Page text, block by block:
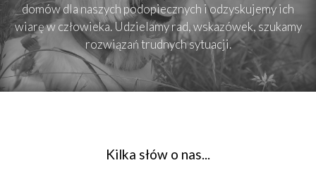
domów dla naszych podopiecznych i odzyskujemy ich
wiarę w człowieka. Udzielamy rad, wskazówek, szukamy
rozwiązań trudnych sytuacji.
Kilka słów o nas...